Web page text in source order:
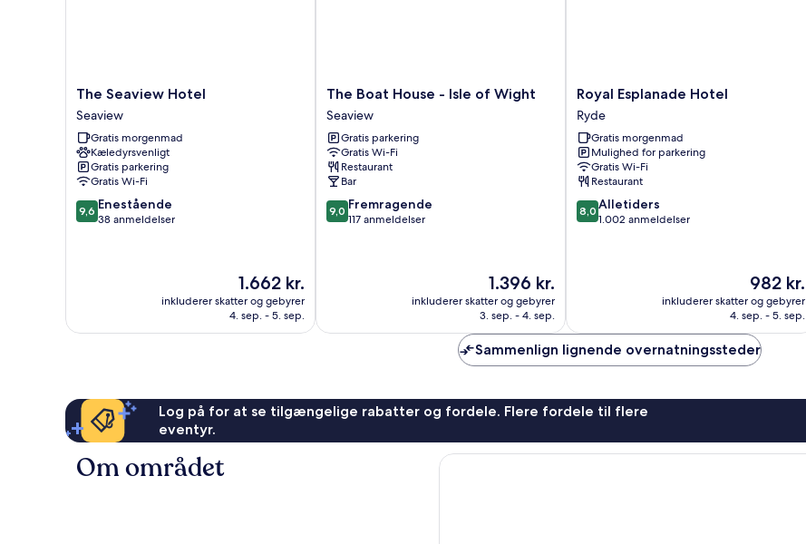
The
Seaview
Hotel
Seaview
The Seaview Hotel
Seaview
Gratis morgenmad
Kæledyrsvenligt
Gratis parkering
Gratis Wi-Fi
9.6
ud
9,6 Enestående
38 anmeldelser
Prisen
er
1.662 kr.
1.662 kr.
inkluderer skatter og gebyrer
4. sep. - 5. sep.
The
Boat
House
-
Isle
of
Wight
Seaview
The Boat House - Isle of Wight
Seaview
Gratis parkering
Gratis Wi-Fi
Restaurant
Bar
9.0
ud
9,0 Fremragende
117 anmeldelser
Prisen
er
1.396 kr.
1.396 kr.
inkluderer skatter og gebyrer
3. sep. - 4. sep.
Royal
Esplanade
Hotel
Ryde
Royal Esplanade Hotel
Ryde
Gratis morgenmad
Mulighed for parkering
Gratis Wi-Fi
Restaurant
8.0
ud
8,0 Alletiders
1.002 anmeldelser
Prisen
er
982 kr.
982 kr.
inkluderer skatter og gebyrer
4. sep. - 5. sep.
Sammenlign lignende overnatningssteder
Log på for at se tilgængelige rabatter og fordele. Flere fordele til flere
eventyr.
Om området